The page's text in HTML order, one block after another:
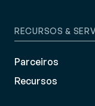
RECURSOS &
Parceiros
Recursos